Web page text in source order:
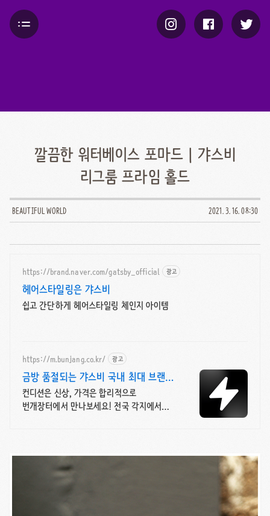
깔끔한 워터베이스 포마드 | 갸스비
리그룸 프라임 홀드
BEAUTIFUL WORLD 2021. 3. 16. 08:30
https://brand.naver.com/gatsby_official 광고
헤어스타일링은 갸스비
쉽고 간단하게 헤어스타일링 체인지 아이템
https://m.bunjang.co.kr/ 광고
금방 품절되는 갸스비 국내 최대 브랜드
중고거래
컨디션은 신상, 가격은 합리적으로
번개장터에서 만나보세요! 전국 각지에서